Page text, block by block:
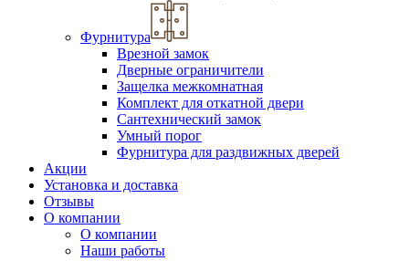
Фурнитура
Врезной замок
Дверные ограничители
Защелка межкомнатная
Комплект для откатной двери
Сантехнический замок
Умный порог
Фурнитура для раздвижных дверей
Акции
Установка и доставка
Отзывы
О компании
О компании
Наши работы